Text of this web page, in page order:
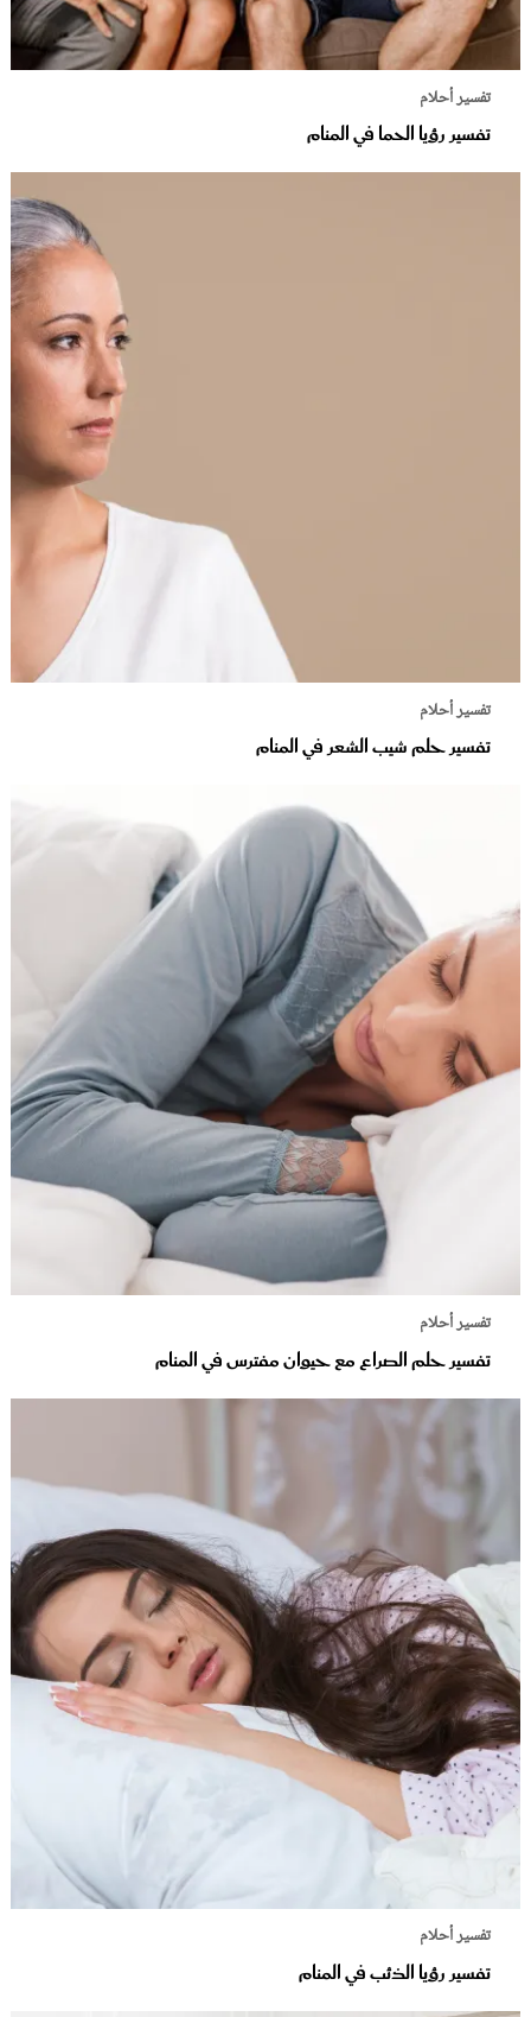
تفسير أحلام
تفسير رؤيا الحما في المنام
تفسير أحلام
تفسير حلم شيب الشعر في المنام
تفسير أحلام
تفسير حلم الصراع مع حيوان مفترس في المنام
تفسير أحلام
تفسير رؤيا الذئب في المنام